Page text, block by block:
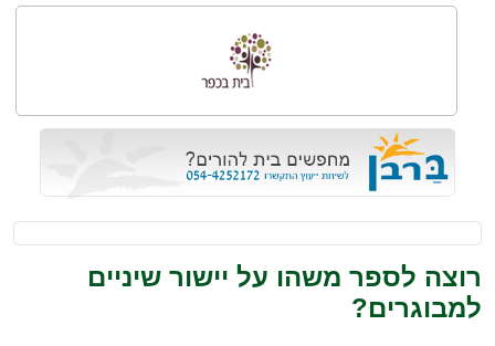
רוצה לספר משהו על יישור שיניים
למבוגרים?